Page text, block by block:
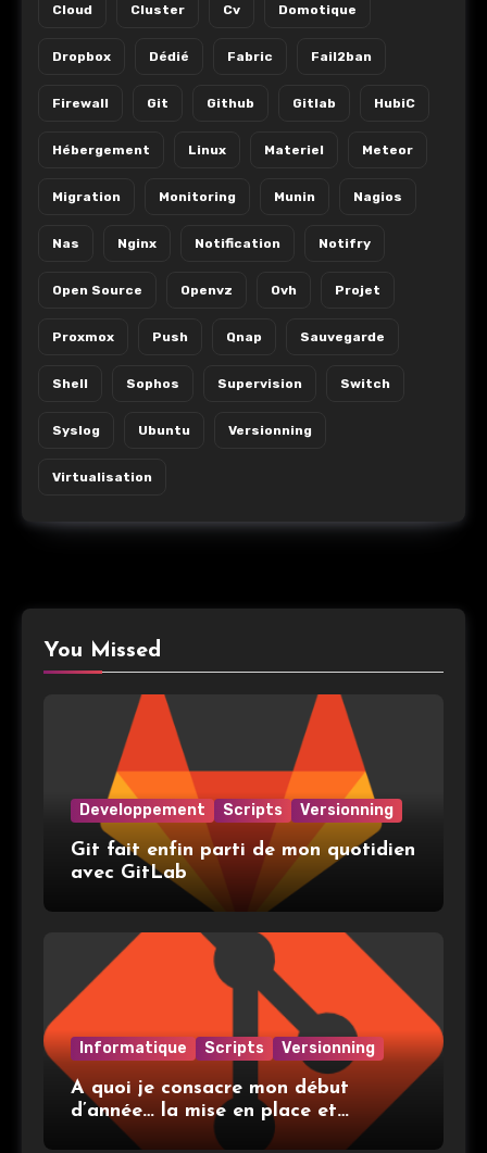
Cloud Cluster Cv Domotique
Dropbox Dédié Fabric Fail2ban
Firewall Git Github Gitlab HubiC
Hébergement Linux Materiel Meteor
Migration Monitoring Munin Nagios
Nas Nginx Notification Notifry
Open Source Openvz Ovh Projet
Proxmox Push Qnap Sauvegarde
Shell Sophos Supervision Switch
Syslog Ubuntu Versionning
Virtualisation
You Missed
Developpement Scripts Versionning
Git fait enfin parti de mon quotidien
avec GitLab
Informatique Scripts Versionning
A quoi je consacre mon début
d’année… la mise en place et
l’utilisation de git